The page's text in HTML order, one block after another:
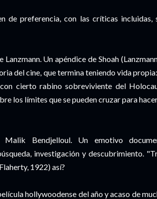
de preferencia, con las críticas incluidas,
Lanzmann. Un apéndice de Shoah
del cine, que termina teniendo vida
cierto rabino sobreviviente del
los límites que se pueden cruzar para
Bendjelloul. Un emotivo
investigación y descubrimiento.
1922) así?
hollywoodense del año y acaso de